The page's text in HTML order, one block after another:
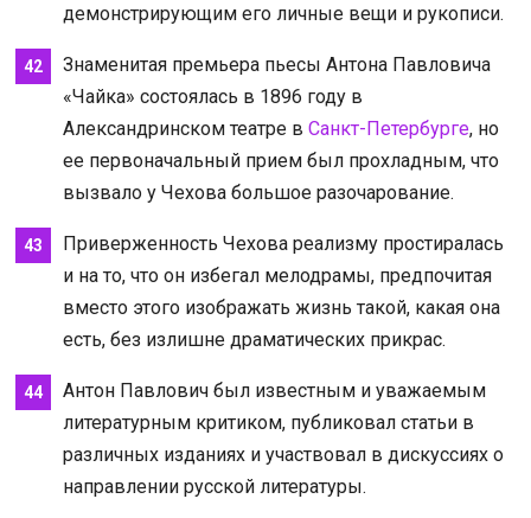
демонстрирующим его личные вещи и рукописи.
Знаменитая премьера пьесы Антона Павловича
«Чайка» состоялась в 1896 году в
Александринском театре в Санкт-Петербурге, но
ее первоначальный прием был прохладным, что
вызвало у Чехова большое разочарование.
Приверженность Чехова реализму простиралась
и на то, что он избегал мелодрамы, предпочитая
вместо этого изображать жизнь такой, какая она
есть, без излишне драматических прикрас.
Антон Павлович был известным и уважаемым
литературным критиком, публиковал статьи в
различных изданиях и участвовал в дискуссиях о
направлении русской литературы.